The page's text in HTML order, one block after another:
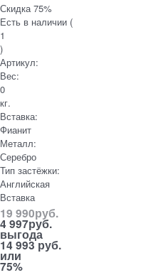
Скидка 75%
Есть в наличии (
1
)
Артикул:
Вес:
0
кг.
Вставка:
Фианит
Металл:
Серебро
Тип застёжки:
Английская
Вставка
19 990руб.
4 997руб.
выгода
14 993 руб.
или
75%